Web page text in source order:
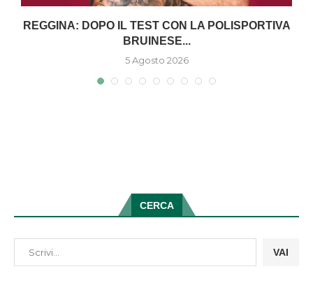
REGGINA: DOPO IL TEST CON LA POLISPORTIVA
BRUINESE...
5 Agosto 2026
CERCA
VAI